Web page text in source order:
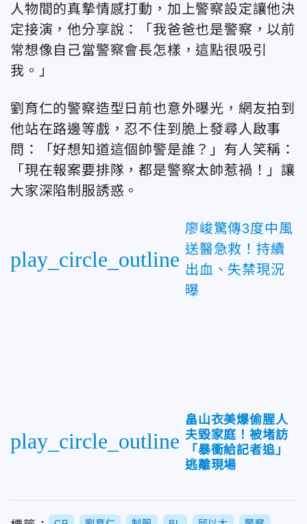
人物間的真摯情感打動，加上警察設定讓他決
定接演，他分享說：「我爸爸也是警察，以前
常想像自己當警察會長怎樣，這點很吸引
我。」
劉育仁的警察造型日前也意外曝光，網友拍到
他站在路邊等戲，忍不住到脆上發尋人啟事
問：「好想知道這個帥警是誰？」有人笑稱：
「現在報案要排隊，都是警察太帥惹禍！」讓
大家深陷制服誘惑。
play_circle_outline
廖峻驚傳3度中風
送醫急救！持續
出血、失禁現況
曝
play_circle_outline
畠山衣美爆偷腥人
夫毀家庭！被堵訪
「暴衝給記者追」
逃離現場